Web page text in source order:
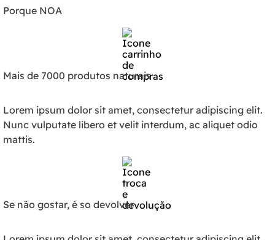
Porque NOA
Mais de 7000 produtos naturais
Lorem ipsum dolor sit amet, consectetur adipiscing elit.
Nunc vulputate libero et velit interdum, ac aliquet odio
mattis.
Se não gostar, é so devolver